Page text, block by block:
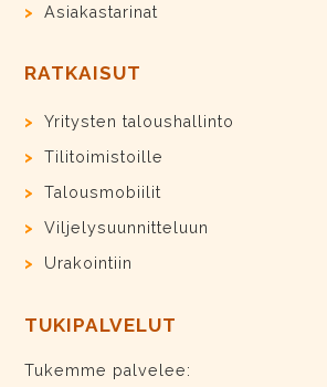
Asiakastarinat
RATKAISUT
Yritysten taloushallinto
Tilitoimistoille
Talousmobiilit
Viljelysuunnitteluun
Urakointiin
TUKIPALVELUT
Tukemme palvelee: